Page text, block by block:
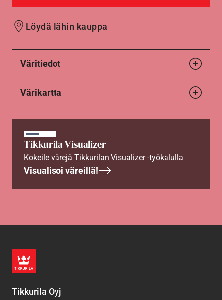
Löydä lähin kauppa
Väritiedot
Värikartta
Tikkurila Visualizer
Kokeile värejä Tikkurilan Visualizer -työkalulla
Visualisoi väreillä!
Tikkurila Oyj